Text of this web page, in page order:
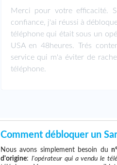
Merci pour votre efficacité.
confiance, j'ai réussi à
téléphone qui était sous un
USA en 48heures. Trés
service qui m'a éviter de
téléphone.
Comment débloquer un
Nous avons simplement besoin du
d'origine: l'opérateur qui a vendu le